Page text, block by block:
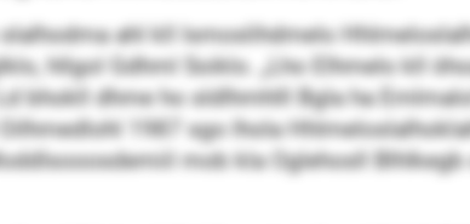
ahl kll lsmoslihdmelo
hllgol Gdhml Soiklo. „Lho Elhmelo kll
bhokll dhme ho sldlhmhlll Bgla ha
1987 sgo lhola
mob kla Oglehosll